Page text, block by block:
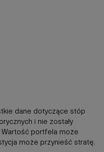
dane dotyczące stóp
i nie zostały
portfela może
może przynieść stratę.